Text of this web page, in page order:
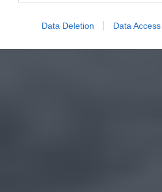
Data Deletion Data Access